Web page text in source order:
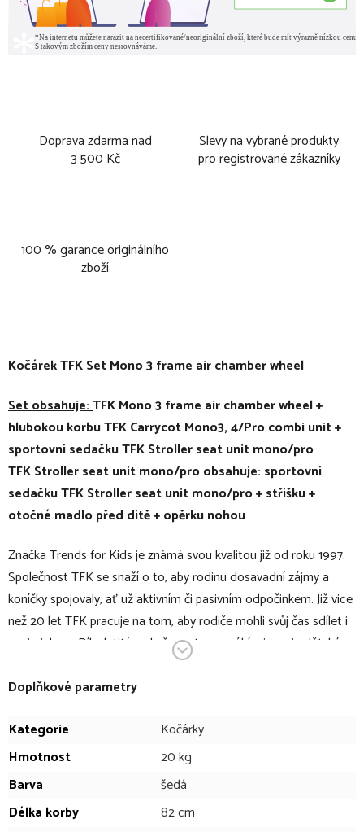
Doprava zdarma nad
3 500 Kč
Slevy na vybrané produkty
pro registrované zákazníky
100 % garance originálního
zboží
Kočárek TFK Set Mono 3 frame air chamber wheel
Set obsahuje:TFK Mono 3 frame air chamber wheel +
hlubokou korbu TFK Carrycot Mono3, 4/Pro combi unit +
sportovní sedačku TFK Stroller seat unit mono/pro
TFK Stroller seat unit mono/pro obsahuje: sportovní
sedačku TFK Stroller seat unit mono/pro + stříšku +
otočné madlo před dítě + opěrku nohou
Značka Trends for Kids je známá svou kvalitou již od roku 1997.
Společnost TFK se snaží o to, aby rodinu dosavadní zájmy a
koníčky spojovaly, ať už aktivním či pasivním odpočinkem. Již vice
než 20 let TFK pracuje na tom, aby rodiče mohli svůj čas sdílet i
s miminkem. Díky letitým zkušenostem vyrábí a inovuje dětské
kočárky pro outdoorové a sportovní využití.
TFK Mono 3 frame air Wheel je kočárek, který nabízí dětem a
pohodlí. Jako kombinovaný kočárek s hlubokou korbou a
sportovní sedačkou lze TFK Mono 3 používat od narození. V
kombinaci s hlubokou korbou Carrycot Mono/Pro combi unit
vaše dítě bezpečně a pohodlně doprovází hned od narození.
Bezpečný pocit z jízdy nabízí kompletně přepracovaný brzdový
Doplňkové parametry
Kategorie
Kočárky
Hmotnost
20 kg
Barva
šedá
Délka korby
82 cm